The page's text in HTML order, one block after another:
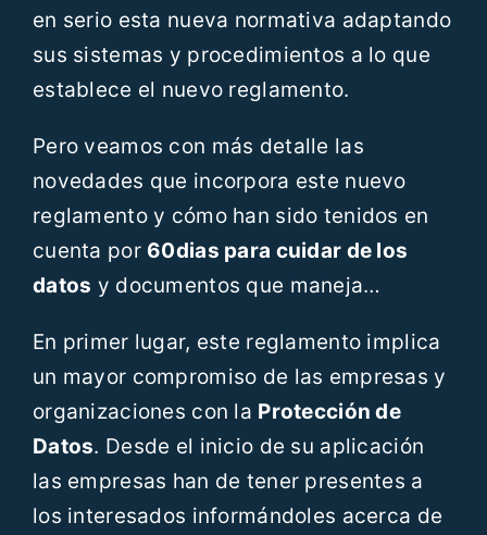
en serio esta nueva normativa adaptando
sus sistemas y procedimientos a lo que
establece el nuevo reglamento.
Pero veamos con más detalle las
novedades que incorpora este nuevo
reglamento y cómo han sido tenidos en
cuenta por 60dias para cuidar de los
datos y documentos que maneja…
En primer lugar, este reglamento implica
un mayor compromiso de las empresas y
organizaciones con la Protección de
Datos. Desde el inicio de su aplicación
las empresas han de tener presentes a
los interesados informándoles acerca de